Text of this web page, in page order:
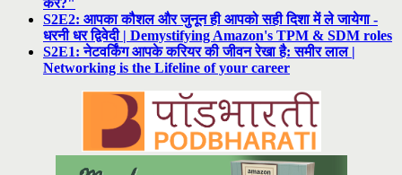
S2E2: आपका कौशल और जुनून ही आपको सही दिशा में ले जायेगा -
धरनी धर द्विवेदी | Demystifying Amazon's TPM & SDM roles
S2E1: नेटवर्किंग आपके करियर की जीवन रेखा है: समीर लाल |
Networking is the Lifeline of your career